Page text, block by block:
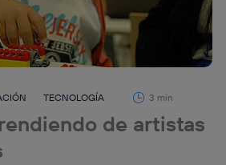
TECNOLOGÍA 3 min
de artistas